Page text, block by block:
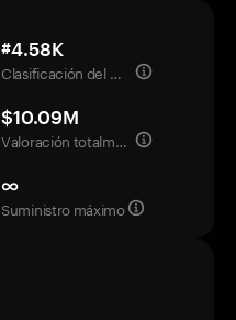
#4.58K
Clasificación del mercado
$10.09M
Valoración totalmente diluida
∞
Suministro máximo